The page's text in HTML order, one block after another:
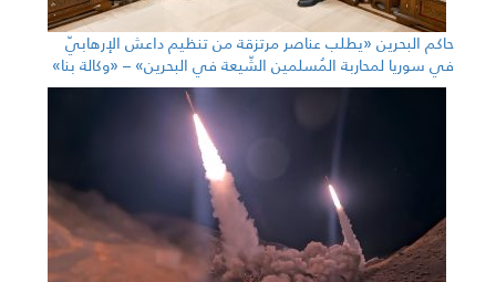
حاكم البحرين «يطلب عناصر مرتزقة من تنظيم داعش الإرهابيّ
في سوريا لمحاربة المُسلمين الشّيعة في البحرين» – «وكالة بنا»